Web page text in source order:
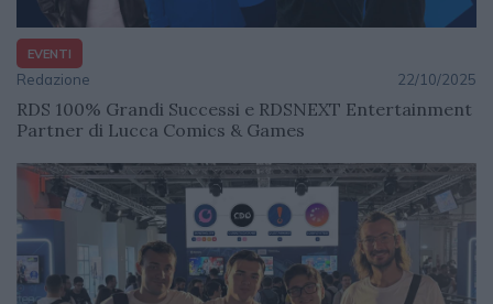
EVENTI
Redazione 22/10/2025
RDS 100% Grandi Successi e RDSNEXT Entertainment
Partner di Lucca Comics & Games